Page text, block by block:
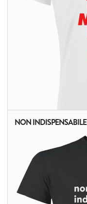
ALTRI PRODOTTI: